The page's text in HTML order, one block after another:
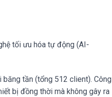
tối ưu hóa tự động (AI-
tần (tổng 512 client). Công
bị đồng thời mà không gây ra